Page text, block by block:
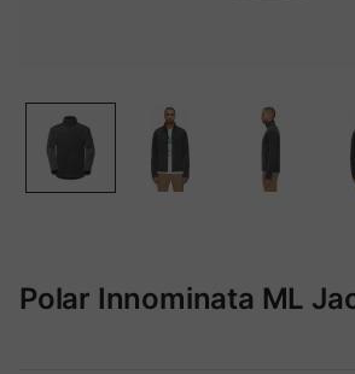
Polar Innominata ML